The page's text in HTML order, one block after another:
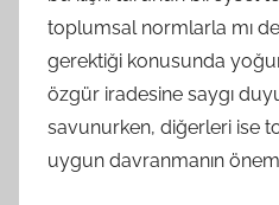
toplumsal normlarla mı
gerektiği konusunda
özgür iradesine saygı
savunurken, diğerleri ise
uygun davranmanın